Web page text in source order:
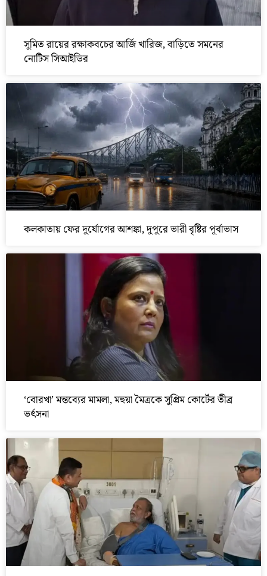
সুমিত রায়ের রক্ষাকবচের আর্জি খারিজ, বাড়িতে সমনের
নোটিস সিআইডির
কলকাতায় ফের দুর্যোগের আশঙ্কা, দুপুরে ভারী বৃষ্টির পূর্বাভাস
‘বোরখা’ মন্তব্যের মামলা, মহুয়া মৈত্রকে সুপ্রিম কোর্টের তীব্র
ভর্ৎসনা